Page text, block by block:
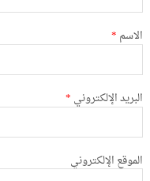
الاسم *
البريد الإلكتروني *
الموقع الإلكتروني